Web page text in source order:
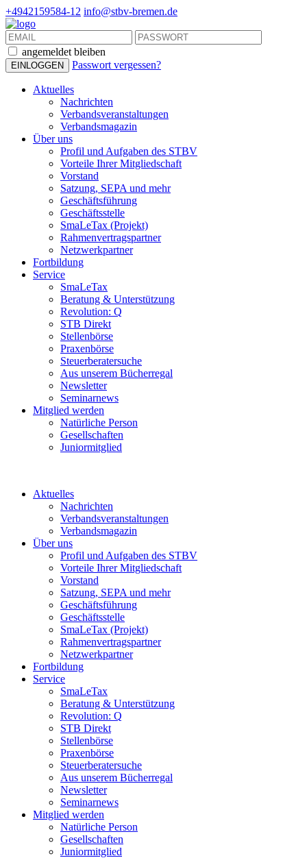
+4942159584-12 info@stbv-bremen.de
angemeldet bleiben
Passwort vergessen?
Aktuelles
Nachrichten
Verbandsveranstaltungen
Verbandsmagazin
Über uns
Profil und Aufgaben des STBV
Vorteile Ihrer Mitgliedschaft
Vorstand
Satzung, SEPA und mehr
Geschäftsführung
Geschäftsstelle
SmaLeTax (Projekt)
Rahmenvertragspartner
Netzwerkpartner
Fortbildung
Service
SmaLeTax
Beratung & Unterstützung
Revolution: Q
STB Direkt
Stellenbörse
Praxenbörse
Steuerberatersuche
Aus unserem Bücherregal
Newsletter
Seminarnews
Mitglied werden
Natürliche Person
Gesellschaften
Juniormitglied
Aktuelles
Nachrichten
Verbandsveranstaltungen
Verbandsmagazin
Über uns
Profil und Aufgaben des STBV
Vorteile Ihrer Mitgliedschaft
Vorstand
Satzung, SEPA und mehr
Geschäftsführung
Geschäftsstelle
SmaLeTax (Projekt)
Rahmenvertragspartner
Netzwerkpartner
Fortbildung
Service
SmaLeTax
Beratung & Unterstützung
Revolution: Q
STB Direkt
Stellenbörse
Praxenbörse
Steuerberatersuche
Aus unserem Bücherregal
Newsletter
Seminarnews
Mitglied werden
Natürliche Person
Gesellschaften
Juniormitglied